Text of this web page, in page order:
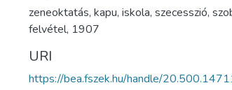
zeneoktatás, kapu, iskola, szecesszió,
felvétel, 1907
URI
https://bea.fszek.hu/handle/